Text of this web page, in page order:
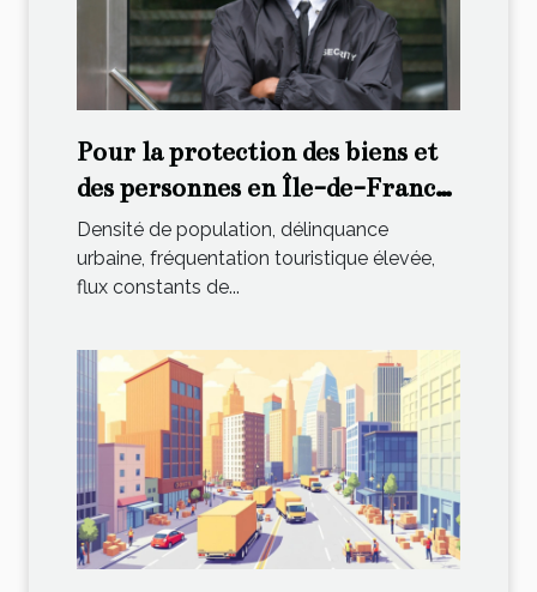
Pour la protection des biens et
des personnes en Île-de-France,
contactez cette agence
spécialisée !
Densité de population, délinquance
urbaine, fréquentation touristique élevée,
flux constants de...